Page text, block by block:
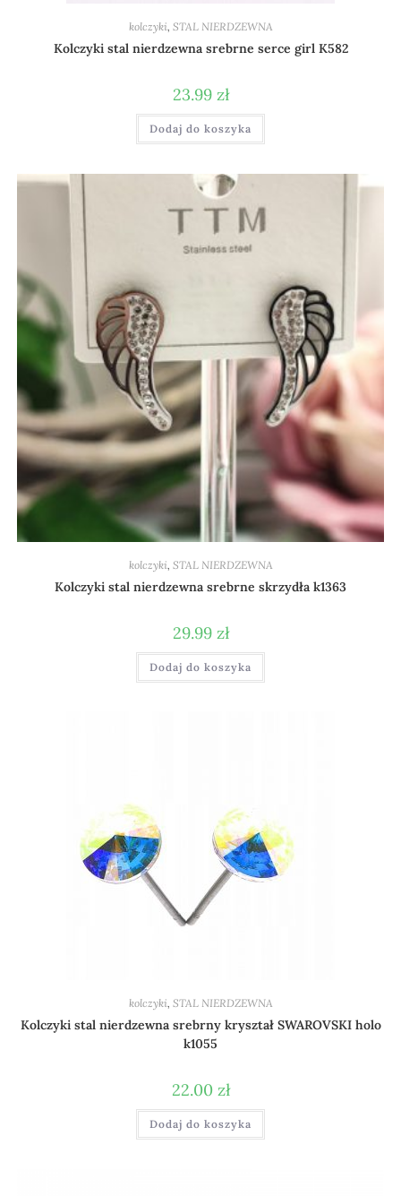
kolczyki, STAL NIERDZEWNA
Kolczyki stal nierdzewna srebrne serce girl K582
23.99 zł
Dodaj do koszyka
kolczyki STAL NIERDZEWNA
Kolczyki stal nierdzewna srebrne skrzydła k1363
29.99 zł
Dodaj do koszyka
kolczyki, STAL NIERDZEWNA
Kolczyki stal nierdzewna srebrny kryształ SWAROVSKI holo
k1055
22.00 zł
Dodaj do koszyka